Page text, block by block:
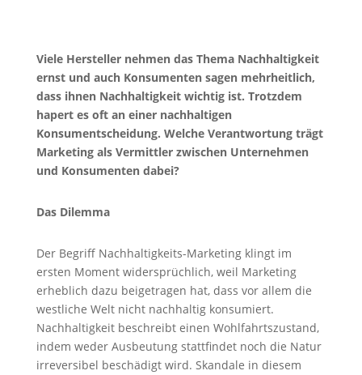
Viele Hersteller nehmen das Thema Nachhaltigkeit
ernst und auch Konsumenten sagen mehrheitlich,
dass ihnen Nachhaltigkeit wichtig ist. Trotzdem
hapert es oft an einer nachhaltigen
Konsumentscheidung. Welche Verantwortung trägt
Marketing als Vermittler zwischen Unternehmen
und Konsumenten dabei?
Das Dilemma
Der Begriff Nachhaltigkeits-Marketing klingt im
ersten Moment widersprüchlich, weil Marketing
erheblich dazu beigetragen hat, dass vor allem die
westliche Welt nicht nachhaltig konsumiert.
Nachhaltigkeit beschreibt einen Wohlfahrtszustand,
indem weder Ausbeutung stattfindet noch die Natur
irreversibel beschädigt wird. Skandale in diesem